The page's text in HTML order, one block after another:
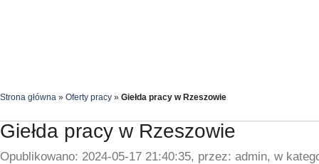
Strona główna » Oferty pracy » Giełda pracy w Rzeszowie
Giełda pracy w Rzeszowie
Opublikowano: 2024-05-17 21:40:35, przez: admin, w